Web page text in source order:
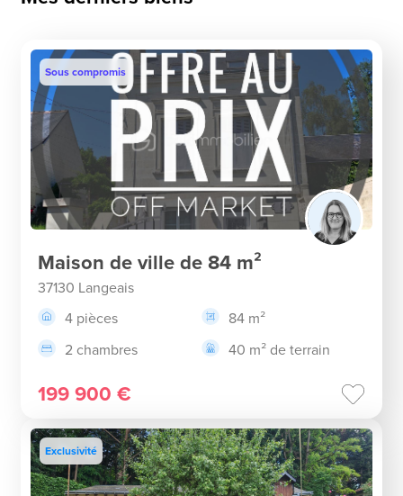
Sous compromis
Maison de ville de 84 m²
37130 Langeais
4 pièces
84 m²
2 chambres
40 m² de terrain
199 900 €
Exclusivité